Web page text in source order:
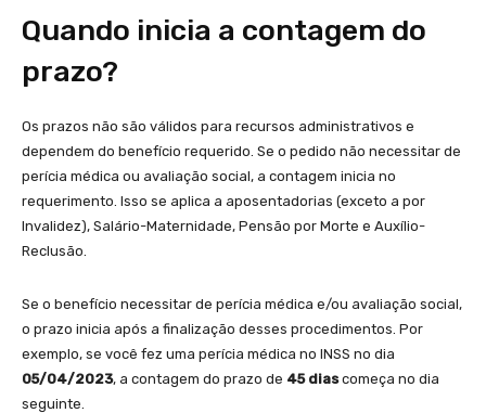
Quando inicia a contagem do
prazo?
Os prazos não são válidos para recursos administrativos e
dependem do benefício requerido. Se o pedido não necessitar de
perícia médica ou avaliação social, a contagem inicia no
requerimento. Isso se aplica a aposentadorias (exceto a por
Invalidez), Salário-Maternidade, Pensão por Morte e Auxílio-
Reclusão.
Se o benefício necessitar de perícia médica e/ou avaliação social,
o prazo inicia após a finalização desses procedimentos. Por
exemplo, se você fez uma perícia médica no INSS no dia
05/04/2023, a contagem do prazo de 45 diascomeça no dia
seguinte.